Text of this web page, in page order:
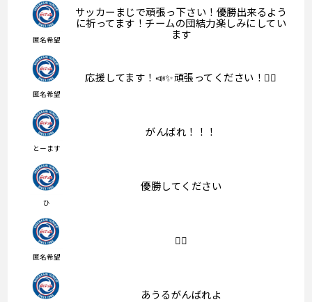
匿名希望
サッカーまじで頑張っ下さい！優勝出来るよう
に祈ってます！チームの団結力楽しみにしてい
ます
匿名希望
応援してます！📣✨頑張ってください！👍🏻
とーます
がんばれ！！！
ひ
優勝してください
匿名希望
❤️‍🔥
あうるがんばれよ